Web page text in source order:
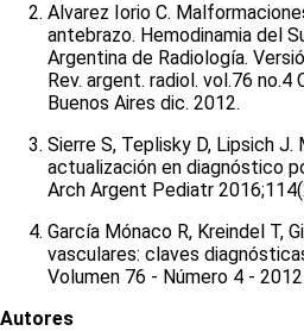
Alvarez Iorio C.
antebrazo. Hemodinamia del
Argentina de Radiología.
Rev. argent. radiol. vol.76 no.4
Buenos Aires dic. 2012.
Sierre S, Teplisky D, Lipsich
actualización en diagnóstico
Arch Argent Pediatr
García Mónaco R, Kreindel T,
vasculares: claves
Volumen 76 - Número 4 - 2012.
Autores